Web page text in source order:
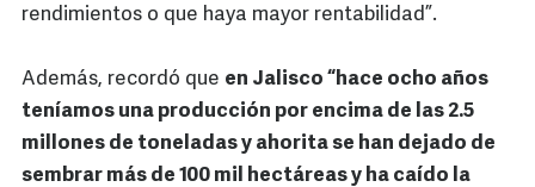
rendimientos o que haya mayor rentabilidad”.
Además, recordó que en Jalisco “hace ocho años
teníamos una producción por encima de las 2.5
millones de toneladas y ahorita se han dejado de
sembrar más de 100 mil hectáreas y ha caído la